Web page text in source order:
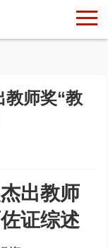
教师奖“教
出教师
证综述